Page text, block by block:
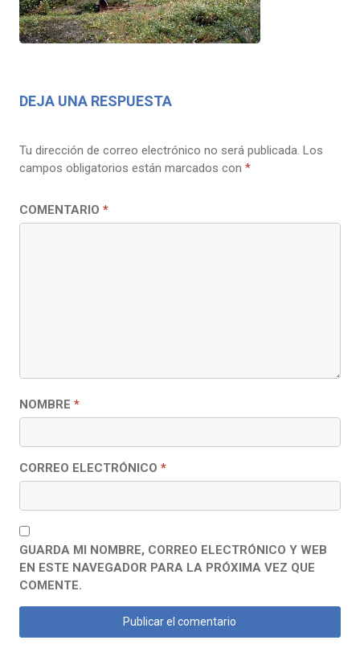
DEJA UNA RESPUESTA
Tu dirección de correo electrónico no será publicada. Los
campos obligatorios están marcados con *
COMENTARIO *
NOMBRE *
CORREO ELECTRÓNICO *
GUARDA MI NOMBRE, CORREO ELECTRÓNICO Y WEB
EN ESTE NAVEGADOR PARA LA PRÓXIMA VEZ QUE
COMENTE.